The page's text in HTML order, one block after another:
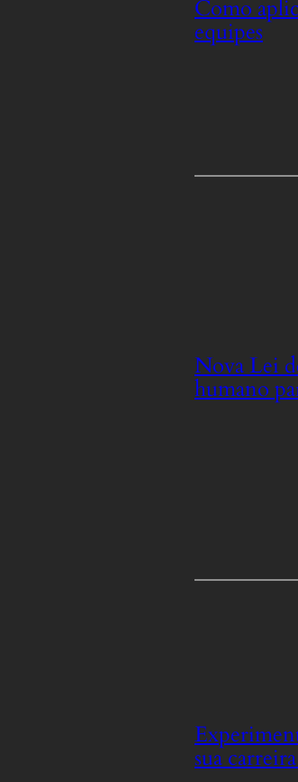
Como
equipes
Nova Lei
humano
sua